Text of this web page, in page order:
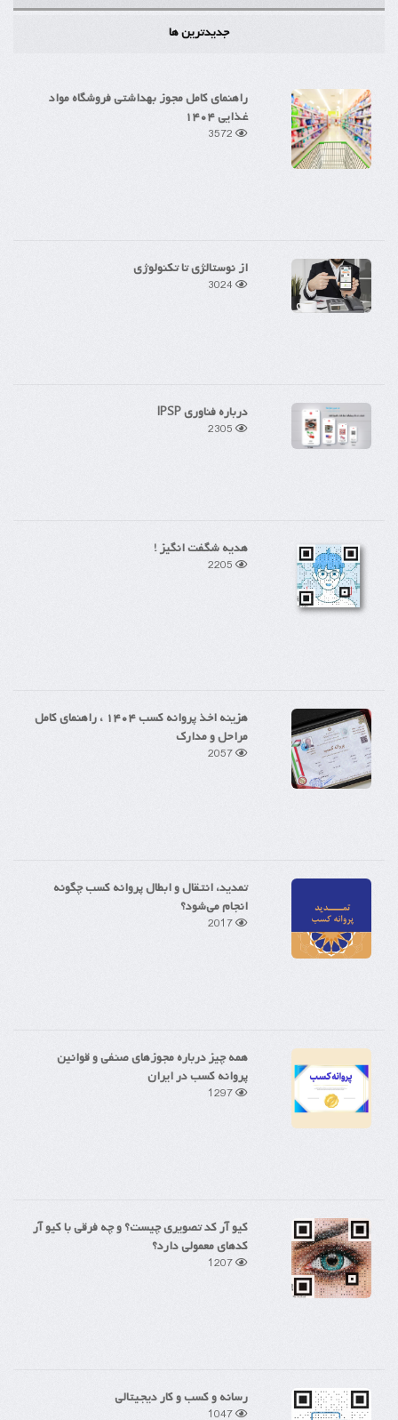
جدیدترین ها
راهنمای کامل مجوز بهداشتی فروشگاه مواد
غذایی ۱۴۰۴
از نوستالژی تا تکنولوژی
درباره فناوری IPSP
هدیه شگفت انگیز !
هزینه اخذ پروانه کسب ۱۴۰۴ ، راهنمای کامل
مراحل و مدارک
2057
تمدید، انتقال و ابطال پروانه کسب چگونه
انجام می‌شود؟
2017
همه چیز درباره مجوزهای صنفی و قوانین
پروانه کسب در ایران
1297
کیو آر کد تصویری چیست؟ و چه فرقی با کیو آر
کدهای معمولی دارد؟
1207
رسانه و کسب و کار دیجیتالی
1047